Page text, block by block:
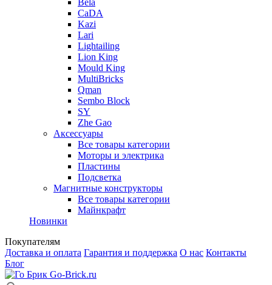
Bela
CaDA
Kazi
Lari
Lightailing
Lion King
Mould King
MultiBricks
Qman
Sembo Block
SY
Zhe Gao
Аксессуары
Все товары категории
Моторы и электрика
Пластины
Подсветка
Магнитные конструкторы
Все товары категории
Майнкрафт
Новинки
Покупателям
Доставка и оплата Гарантия и поддержка О нас Контакты
Блог
Go-Brick.ru